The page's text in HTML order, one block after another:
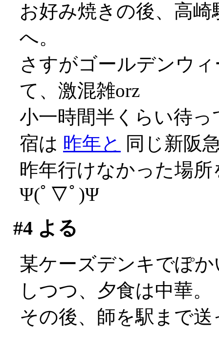
お好み焼きの後、高
へ。
さすがゴールデンウ
て、激混雑orz
小一時間半くらい待
宿は 昨年と 同じ新阪
昨年行けなかった場
Ψ(ﾟ▽ﾟ)Ψ
#4よる
某ケーズデンキでぽ
しつつ、夕食は中華。
その後、師を駅まで